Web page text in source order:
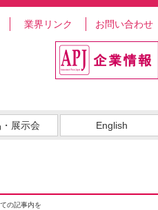
業界リンク お問い合わせ
展示会 English
の記事内を